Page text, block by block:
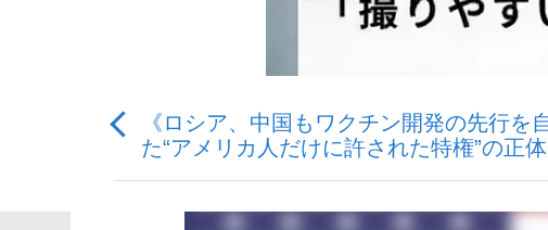
《ロシア、中国もワクチン開発の先行
た“アメリカ人だけに許された特権”の正体